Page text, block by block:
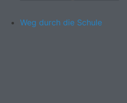
Weg durch die Schule